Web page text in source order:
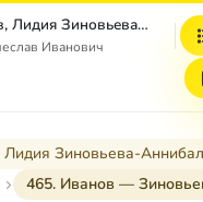
Вячеслав Иванов, Лидия Зиновьева–Аннибал Переписка. 1894–1903. Том II
Иванович
Зиновьева-
465. Иванов —